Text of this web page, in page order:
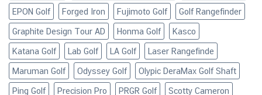
EPON Golf
Forged Iron Fujimoto Golf
Golf Rangefinder
Graphite Design Tour AD
Honma Golf
Kasco
Katana Golf
Lab Golf LA Golf
Laser Rangefinde
Maruman Golf
Odyssey Golf
Olypic DeraMax Golf Shaft
Ping Golf
Precision Pro PRGR Golf
Scotty Cameron